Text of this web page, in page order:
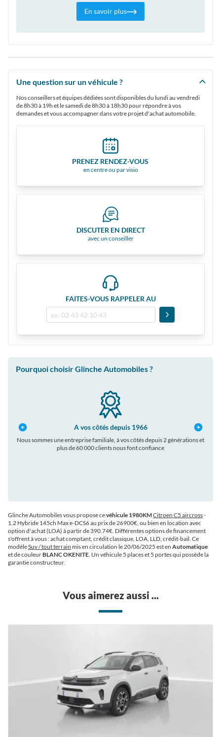
En savoir plus
Une question sur un véhicule ?
Nos conseillers et équipes dédiées sont disponibles du lundi au vendredi
de 8h30 à 19h et le samedi de 8h30 à 18h30 pour répondre à vos
demandes et vous accompagner dans votre projet d'achat automobile.
PRENEZ RENDEZ-VOUS
en centre ou par visio
DISCUTER EN DIRECT
avec un conseiller
FAITES-VOUS RAPPELER AU
Pourquoi choisir Glinche Automobiles ?
A vos côtés depuis 1966
Nous sommes une entreprise familiale, à vos côtés depuis 2 générations et
plus de 60 000 clients nous font confiance
Glinche Automobiles vous propose cevéhicule 1980KMCitroen C5 aircross-
1.2 Hybride 145ch Max e-DCS6 au prix de 26900€, ou bien en location avec
option d'achat (LOA) à partir de 390.74€. Différentes options de financement
s'offrent à vous : achat comptant, crédit classique, LOA, LLD, crédit-bail. Ce
modèleSuv / tout terrain mis en circulation le 20/06/2025 est en Automatique
et de couleurBLANC OKENITE. Un véhicule 5 places et 5 portes qui possède la
garantie constructeur.
Vous aimerez aussi ...